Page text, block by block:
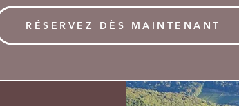
RÉSERVEZ DÈS MAINTENANT